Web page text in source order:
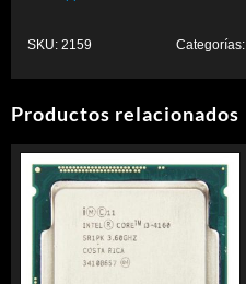
SKU: 2159 Categorías:
Productos relacionados